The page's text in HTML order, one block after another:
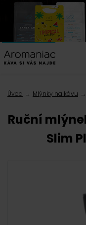
Úvod Mlýnky na kávu
Ruční
Slim